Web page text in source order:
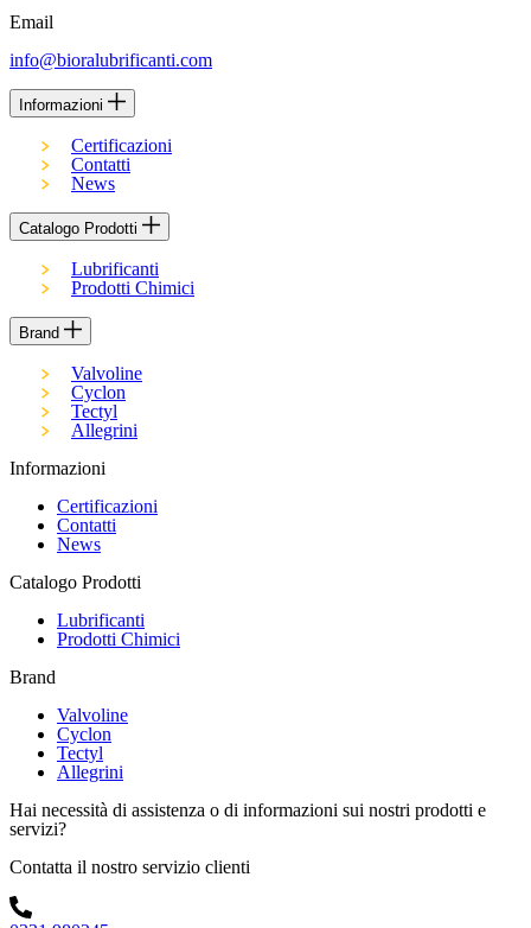
Email
info@bioralubrificanti.com
Informazioni
Certificazioni
Contatti
News
Catalogo Prodotti
Lubrificanti
Prodotti Chimici
Brand
Valvoline
Cyclon
Tectyl
Allegrini
Informazioni
Certificazioni
Contatti
News
Catalogo Prodotti
Lubrificanti
Prodotti Chimici
Brand
Valvoline
Cyclon
Tectyl
Allegrini
Hai necessità di assistenza o di informazioni sui nostri prodotti e
servizi?
Contatta il nostro servizio clienti